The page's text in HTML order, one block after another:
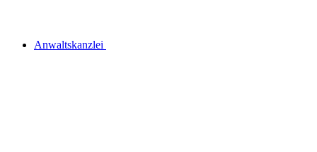
Anwaltskanzlei